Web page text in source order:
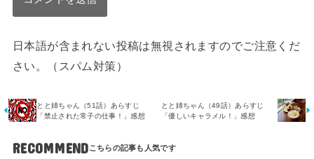
日本語が含まれない投稿は無視されますのでご注意くだ
さい。（スパム対策）
とと姉ちゃん（51話）あらすじ
「禁止された常子の仕事！」感想
とと姉ちゃん（49話）あらすじ
「優しいキャラメル！」感想
RECOMMEND